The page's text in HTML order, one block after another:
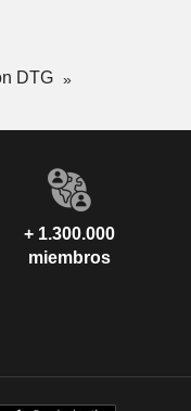
DTG
+ 1.300.000
miembros